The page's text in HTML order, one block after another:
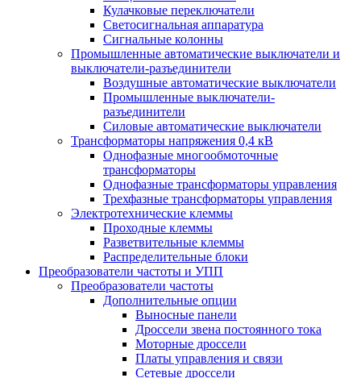
Кулачковые переключатели
Светосигнальная аппаратура
Сигнальные колонны
Промышленные автоматические выключатели и
выключатели-разъединители
Воздушные автоматические выключатели
Промышленные выключатели-
разъединители
Силовые автоматические выключатели
Трансформаторы напряжения 0,4 кВ
Однофазные многообмоточные
трансформаторы
Однофазные трансформаторы управления
Трехфазные трансформаторы управления
Электротехнические клеммы
Проходные клеммы
Разветвительные клеммы
Распределительные блоки
Преобразователи частоты и УПП
Преобразователи частоты
Дополнительные опции
Выносные панели
Дроссели звена постоянного тока
Моторные дроссели
Платы управления и связи
Сетевые дроссели